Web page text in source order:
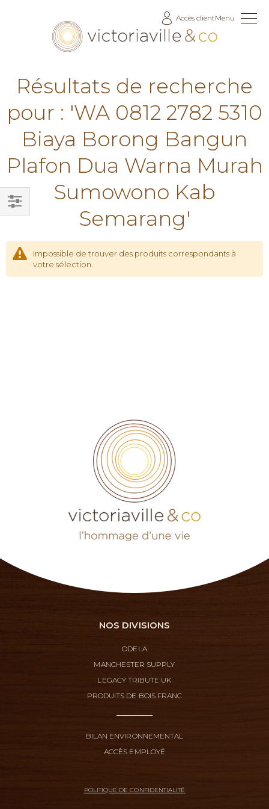
Accès clientMenu
Résultats de recherche
pour : 'WA 0812 2782 5310
Biaya Borong Bangun
Plafon Dua Warna Murah
Sumowono Kab
Semarang'
Impossible de trouver des produits correspondants à
votre sélection.
Filtrer
NOS DIVISIONS
ODELA
MANCHESTER SUPPLY
LEGACY TRIBUTE UK
PRODUITS DE BOIS FRANC
BILAN ENVIRONNEMENTAL
ACCÈS EMPLOYÉ
POLITIQUE DE CONFIDENTIALITÉ